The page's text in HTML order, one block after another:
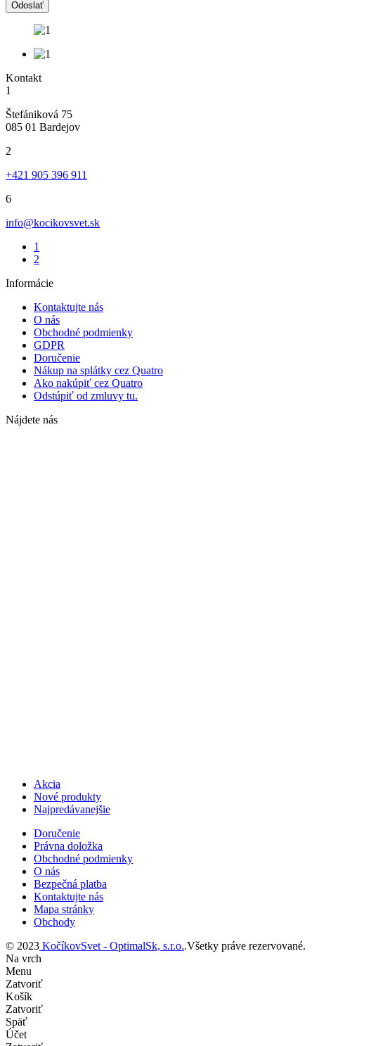
Odoslať
Kontakt
1
Štefániková 75
085 01 Bardejov
2
+421 905 396 911
6
info@kocikovsvet.sk
1
2
Informácie
Kontaktujte nás
O nás
Obchodné podmienky
GDPR
Doručenie
Nákup na splátky cez Quatro
Ako nakúpiť cez Quatro
Odstúpiť od zmluvy tu.
Nájdete nás
Akcia
Nové produkty
Najpredávanejšie
Doručenie
Právna doložka
Obchodné podmienky
O nás
Bezpečná platba
Kontaktujte nás
Mapa stránky
Obchody
© 2023 KočíkovSvet - OptimalSk, s.r.o..Všetky práve rezervované.
Na vrch
Menu
Zatvoriť
Košík
Zatvoriť
Späť
Účet